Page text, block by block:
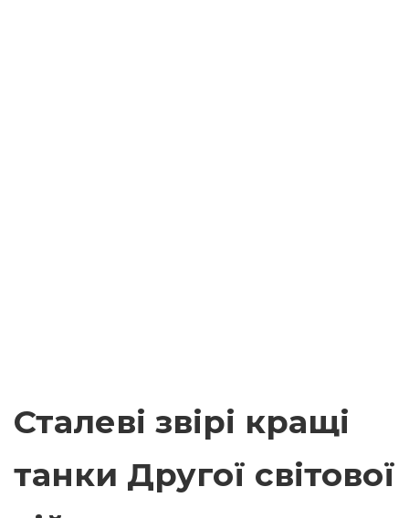
Сталеві звірі кращі
танки Другої світової